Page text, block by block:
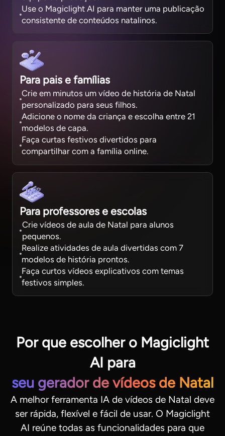
Use o Magiclight AI para manter uma publicação
consistente de conteúdos natalinos.
Para pais e famílias
Crie em minutos um vídeo de história de Natal
personalizado para seus filhos.
Adicione o nome da criança e escolha entre 21
modelos de capa.
Faça curtas festivos divertidos para
compartilhar com a família online.
Para professores e escolas
Crie vídeos de aula de Natal para alunos
pequenos.
Realize atividades de aula divertidas com 7
modelos de história prontos.
Faça curtos vídeos explicativos com temas
festivos simples.
Por que escolher o Magiclight
AI para
seu gerador de vídeos de Natal
A melhor ferramenta IA de vídeos de Natal deve
ser rápida, flexível e fácil de usar. O Magiclight
AI reúne todas as funcionalidades para que